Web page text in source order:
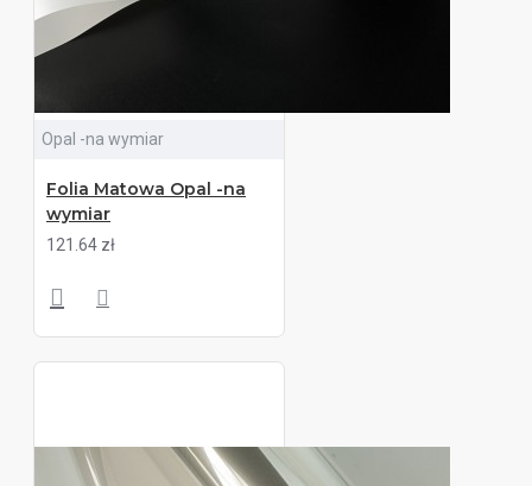
Opal -na wymiar
Folia Matowa Opal -na
wymiar
121.64 zł